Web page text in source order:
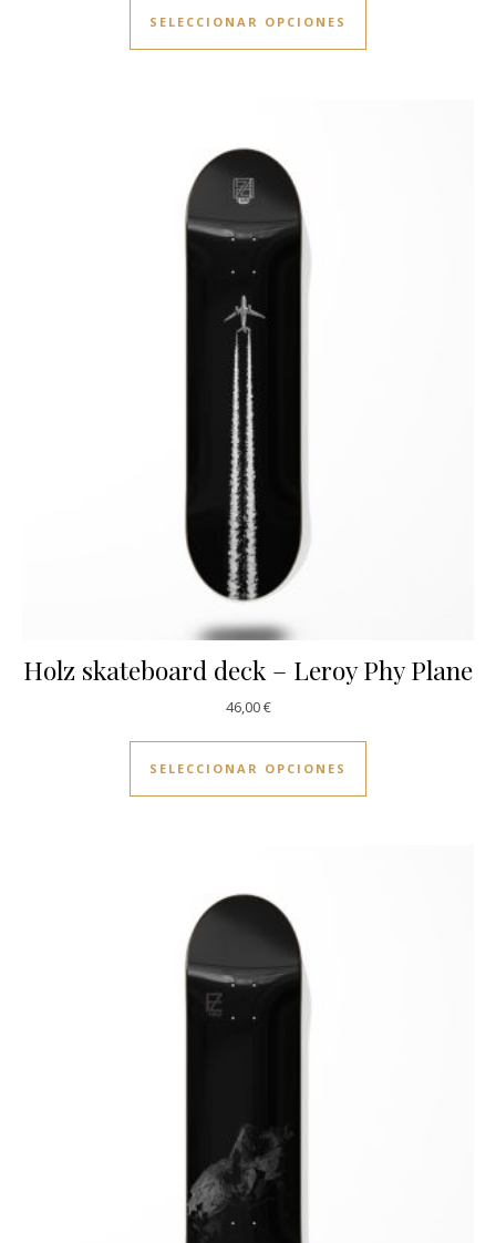
SELECCIONAR OPCIONES
Holz skateboard deck – Leroy Phy Plane
46,00€
SELECCIONAR OPCIONES
Este producto